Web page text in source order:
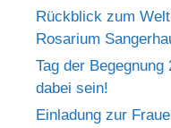
Rückblick zum
Rosarium
Tag der
dabei sein!
Einladung zur